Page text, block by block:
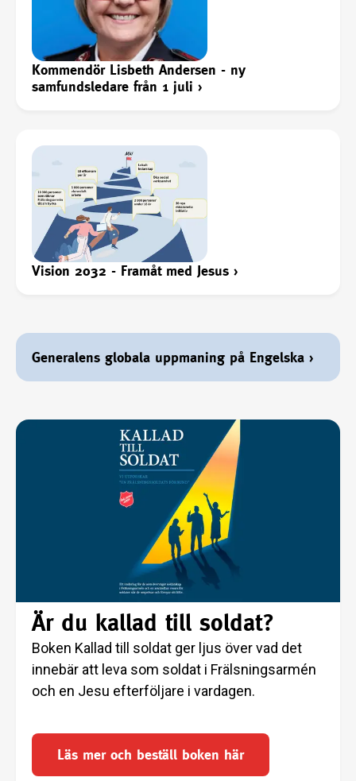
Kommendör Lisbeth Andersen - ny
samfundsledare från 1 juli ›
Vision 2032 - Framåt med Jesus ›
Generalens globala uppmaning på Engelska ›
Är du kallad till soldat?
Boken Kallad till soldat ger ljus över vad det
innebär att leva som soldat i Frälsningsarmén
och en Jesu efterföljare i vardagen.
Läs mer och beställ boken här